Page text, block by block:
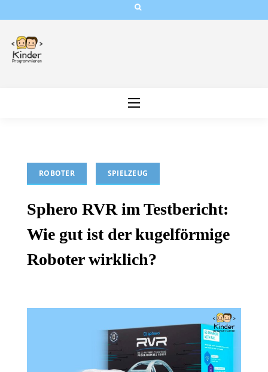
content
ROBOTER SPIELZEUG
Sphero RVR im Testbericht:
Wie gut ist der kugelförmige
Roboter wirklich?